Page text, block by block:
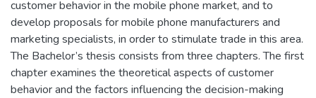
customer behavior in the mobile phone market, and to
develop proposals for mobile phone manufacturers and
marketing specialists, in order to stimulate trade in this area.
The Bachelor’s thesis consists from three chapters. The first
chapter examines the theoretical aspects of customer
behavior and the factors influencing the decision-making